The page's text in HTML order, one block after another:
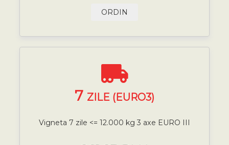
ORDIN
7 ZILE (EURO3)
Vigneta 7 zile <= 12.000 kg 3 axe EURO III